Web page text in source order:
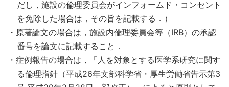
だし，施設の倫理委員会がインフォームド・コンセント
を免除した場合は，その旨を記載する．）
・原著論文の場合は，施設内倫理委員会等（IRB）の承認
番号を論文に記載すること．
・症例報告の場合は，「人を対象とする医学系研究に関す
る倫理指針（平成26年文部科学省・厚生労働省告示第3